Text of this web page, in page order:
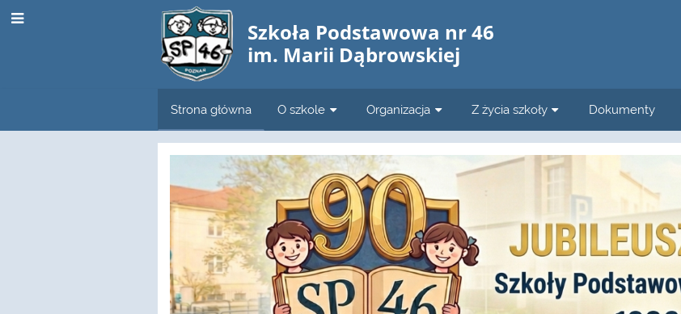
Szkoła Podstawowa nr 46
im. Marii Dąbrowskiej
Strona główna O szkole Organizacja Z życia szkoły Dokumenty